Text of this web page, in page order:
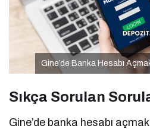
Gine’de Banka Hesabı
Sıkça Sorulan
Gine’de banka hesabı